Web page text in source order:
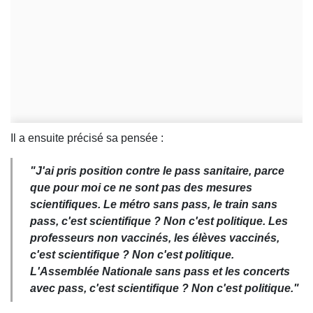
Il a ensuite précisé sa pensée :
"J'ai pris position contre le pass sanitaire, parce
que pour moi ce ne sont pas des mesures
scientifiques. Le métro sans pass, le train sans
pass, c'est scientifique ? Non c'est politique. Les
professeurs non vaccinés, les élèves vaccinés,
c'est scientifique ? Non c'est politique.
L'Assemblée Nationale sans pass et les concerts
avec pass, c'est scientifique ? Non c'est politique."